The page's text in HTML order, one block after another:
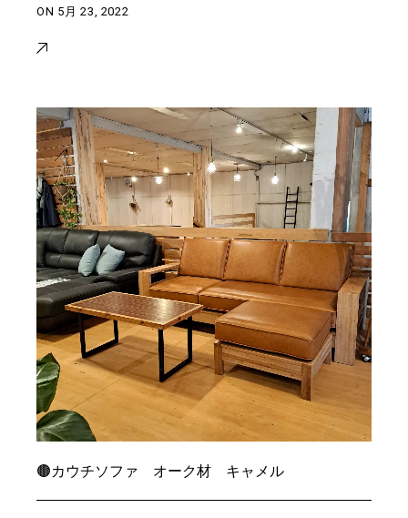
ON 5月 23, 2022
🟤カウチソファ オーク材 キャメル